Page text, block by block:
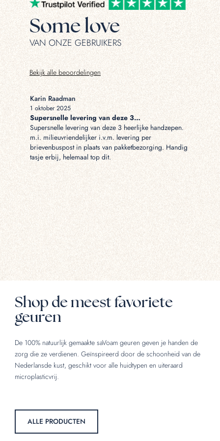
Some love
VAN ONZE GEBRUIKERS
Bekijk alle beoordelingen
Karin Raadman
1 oktober 2025
Supersnelle levering van deze 3…
Supersnelle levering van deze 3 heerlijke handzepen.
m.i. milieuvriendelijker i.v.m. levering per
brievenbuspost in plaats van pakketbezorging. Handig
tasje erbij, helemaal top dit.
Naomi
30
Snel en
Snel en
Shop de meest favoriete
geuren
De 100% natuurlijk gemaakte saVoam geuren geven je handen de
zorg die ze verdienen. Geïnspireerd door de schoonheid van de
Nederlansde kust, geschikt voor alle huidtypen en uiteraard
microplasticvrij.
ALLE PRODUCTEN